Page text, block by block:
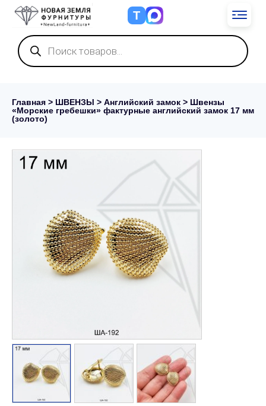
Т
Поиск
товаров
Главная > ШВЕНЗЫ > Английский замок > Швензы
«Морские гребешки» фактурные английский замок 17 мм
(золото)